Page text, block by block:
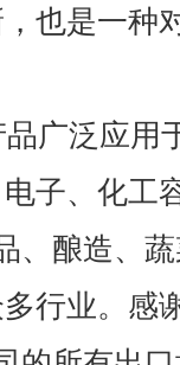
也是一种
广泛应用
子、化工
、酿造、
行业。感